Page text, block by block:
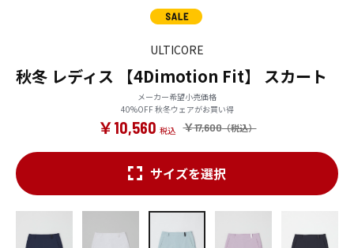
ULTICORE
秋冬 レディス 【4Dimotion Fit】 スカート
メーカー希望小売価格
40%OFF 秋冬ウェアがお買い得
￥17,600
￥10,560
サイズを選択